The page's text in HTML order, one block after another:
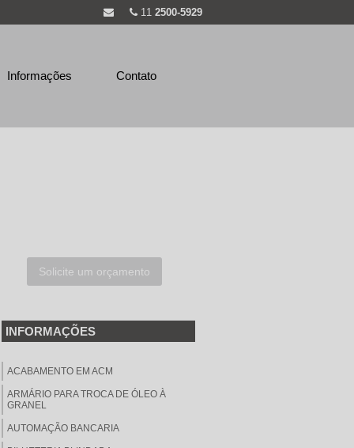
11 2500-5929
Informações Contato
Solicite um orçamento
INFORMAÇÕES
ACABAMENTO EM ACM
ARMÁRIO PARA TROCA DE ÓLEO À
GRANEL
AUTOMAÇÃO BANCARIA